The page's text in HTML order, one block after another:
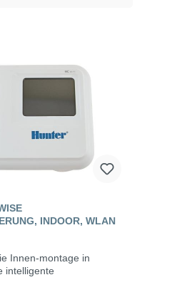
INDOOR, WLAN
Innen-montage in
intelligente